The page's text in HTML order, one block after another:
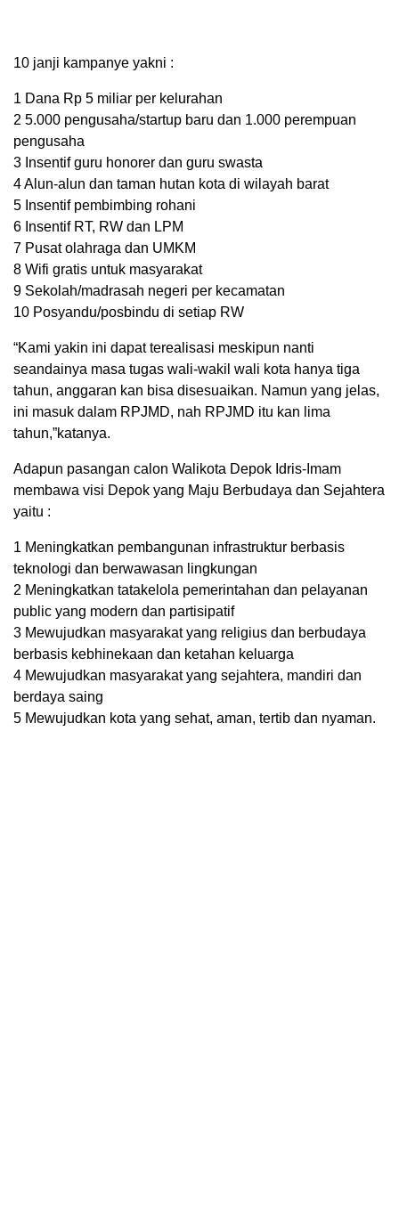
10 janji kampanye yakni :
1 Dana Rp 5 miliar per kelurahan
2 5.000 pengusaha/startup baru dan 1.000 perempuan
pengusaha
3 Insentif guru honorer dan guru swasta
4 Alun-alun dan taman hutan kota di wilayah barat
5 Insentif pembimbing rohani
6 Insentif RT, RW dan LPM
7 Pusat olahraga dan UMKM
8 Wifi gratis untuk masyarakat
9 Sekolah/madrasah negeri per kecamatan
10 Posyandu/posbindu di setiap RW
“Kami yakin ini dapat terealisasi meskipun nanti
seandainya masa tugas wali-wakil wali kota hanya tiga
tahun, anggaran kan bisa disesuaikan. Namun yang jelas,
ini masuk dalam RPJMD, nah RPJMD itu kan lima
tahun,”katanya.
Adapun pasangan calon Walikota Depok Idris-Imam
membawa visi Depok yang Maju Berbudaya dan Sejahtera
yaitu :
1 Meningkatkan pembangunan infrastruktur berbasis
teknologi dan berwawasan lingkungan
2 Meningkatkan tatakelola pemerintahan dan pelayanan
public yang modern dan partisipatif
3 Mewujudkan masyarakat yang religius dan berbudaya
berbasis kebhinekaan dan ketahan keluarga
4 Mewujudkan masyarakat yang sejahtera, mandiri dan
berdaya saing
5 Mewujudkan kota yang sehat, aman, tertib dan nyaman.